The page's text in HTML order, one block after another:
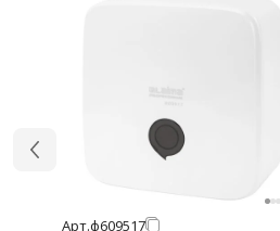
Арт.ф609517